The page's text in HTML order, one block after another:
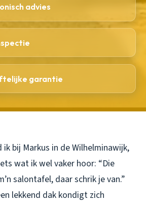
advies
garantie
bij Markus in de Wilhelminawijk,
wat ik wel vaker hoor: “Die
salontafel, daar schrik je van.”
lekkend dak kondigt zich